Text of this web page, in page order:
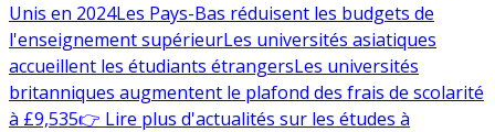
Unis en 2024Les Pays-Bas réduisent les budgets de
l'enseignement supérieurLes universités asiatiques
accueillent les étudiants étrangersLes universités
britanniques augmentent le plafond des frais de scolarité
à £9,535👉 Lire plus d'actualités sur les études à